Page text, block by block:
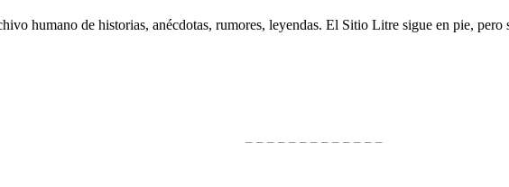
humano de historias, anécdotas, rumores, leyendas. El Sitio Litre sigue en pie, pero
– – – – – –